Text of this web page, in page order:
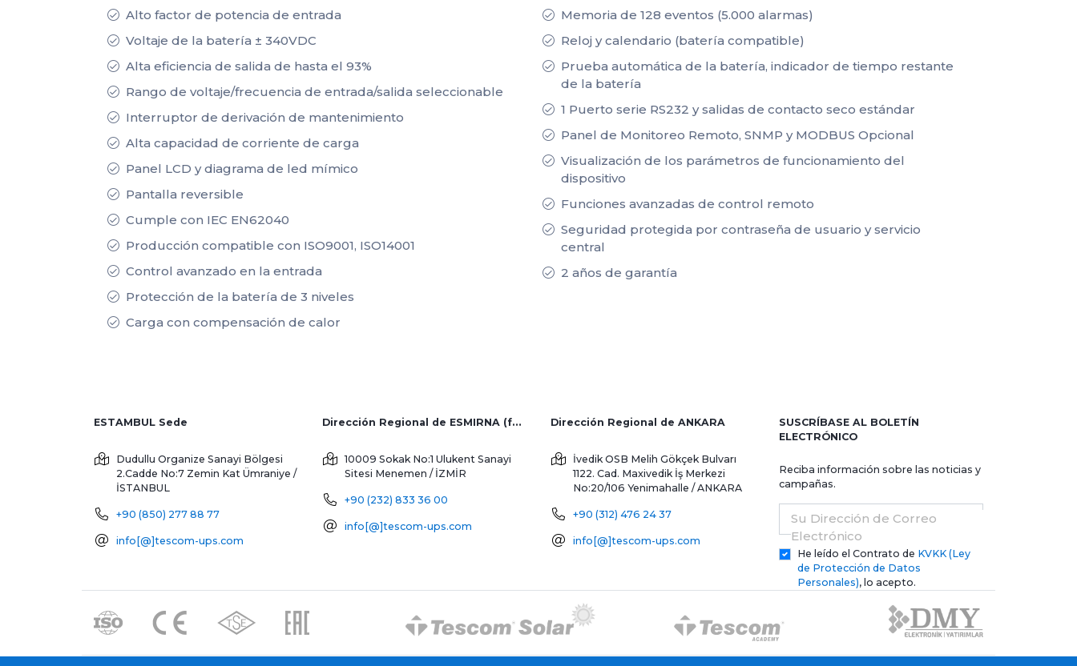
Alto factor de potencia de entrada
Voltaje de la batería ± 340VDC
Alta eficiencia de salida de hasta el 93%
Rango de voltaje/frecuencia de entrada/salida seleccionable
Interruptor de derivación de mantenimiento
Alta capacidad de corriente de carga
Panel LCD y diagrama de led mímico
Pantalla reversible
Cumple con IEC EN62040
Producción compatible con ISO9001, ISO14001
Control avanzado en la entrada
Protección de la batería de 3 niveles
Carga con compensación de calor
Memoria de 128 eventos (5.000 alarmas)
Reloj y calendario (batería compatible)
Prueba automática de la batería, indicador de tiempo restante
de la batería
1 Puerto serie RS232 y salidas de contacto seco estándar
Panel de Monitoreo Remoto, SNMP y MODBUS Opcional
Visualización de los parámetros de funcionamiento del
dispositivo
Funciones avanzadas de control remoto
Seguridad protegida por contraseña de usuario y servicio
central
2 años de garantía
ESTAMBUL Sede
Dudullu Organize Sanayi Bölgesi
2.Cadde No:7 Zemin Kat Ümraniye /
İSTANBUL
+90 (850) 277 88 77
info[@]tescom-ups.com
Dirección Regional de ESMIRNA (fábrica y ventas al extranjero)
10009 Sokak No:1 Ulukent Sanayi
Sitesi Menemen / İZMİR
+90 (232) 833 36 00
info[@]tescom-ups.com
Dirección Regional de ANKARA
İvedik OSB Melih Gökçek Bulvarı
1122. Cad. Maxivedik İş Merkezi
No:20/106 Yenimahalle / ANKARA
+90 (312) 476 24 37
info[@]tescom-ups.com
SUSCRÍBASE AL BOLETÍN
ELECTRÓNICO
Reciba información sobre las noticias y
campañas.
Su Dirección de Correo
Electrónico
He leído el Contrato de KVKK (Ley
de Protección de Datos
Personales), lo acepto.